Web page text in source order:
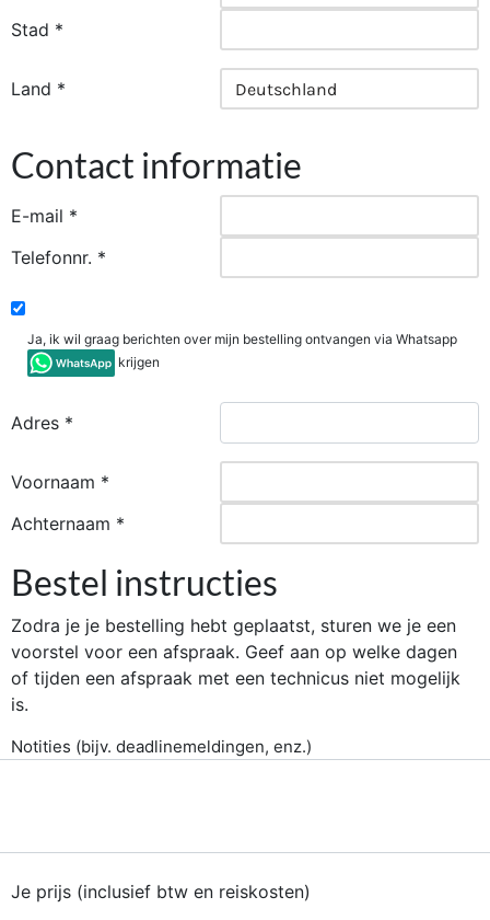
Stad *
Land *
Contact informatie
E-mail *
Telefonnr. *
Ja, ik wil graag berichten over mijn bestelling ontvangen via Whatsapp
krijgen
Adres *
Voornaam *
Achternaam *
Bestel instructies
Zodra je je bestelling hebt geplaatst, sturen we je een
voorstel voor een afspraak. Geef aan op welke dagen
of tijden een afspraak met een technicus niet mogelijk
is.
Notities (bijv. deadlinemeldingen, enz.)
Je prijs (inclusief btw en reiskosten)